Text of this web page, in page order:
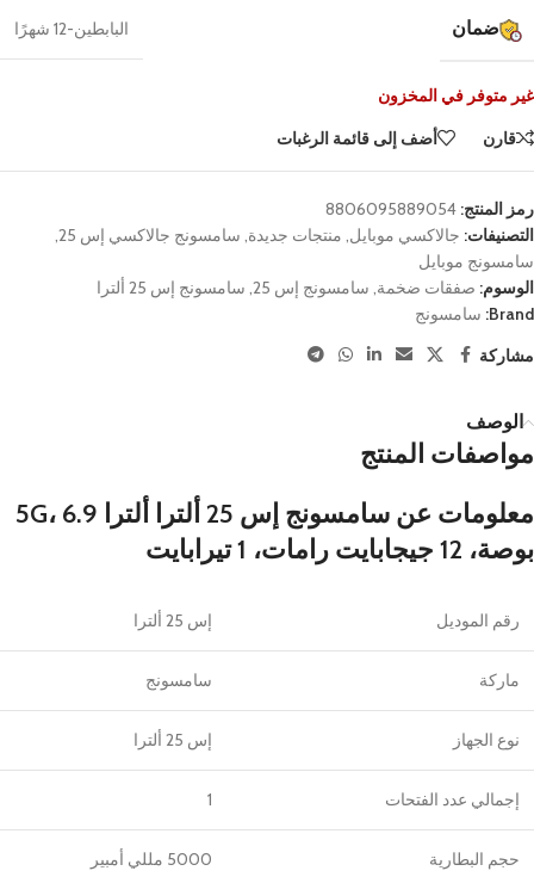
ضمان البابطين-12 شهرًا
غير متوفر في المخزون
قارن
أضف إلى قائمة الرغبات
رمز المنتج: 8806095889054
التصنيفات: جالاكسي موبايل, منتجات جديدة, سامسونج جالاكسي إس 25
,
سامسونج موبايل
الوسوم: صفقات ضخمة, سامسونج إس 25 , سامسونج إس 25 ألترا
Brand: سامسونج
مشاركة
الوصف
مواصفات المنتج
معلومات عن سامسونج إس 25 ألترا ألترا 5G، 6.9
بوصة، 12 جيجابايت رامات، 1 تيرابايت
رقم الموديل إس 25 ألترا
ماركة سامسونج
نوع الجهاز إس 25 ألترا
إجمالي عدد الفتحات 1
حجم البطارية 5000 مللي أمبير